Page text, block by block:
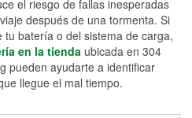
el riesgo de fallas inesperadas
después de una tormenta. Si
batería o del sistema de carga,
en la tienda ubicada en 304
pueden ayudarte a identificar
llegue el mal tiempo.